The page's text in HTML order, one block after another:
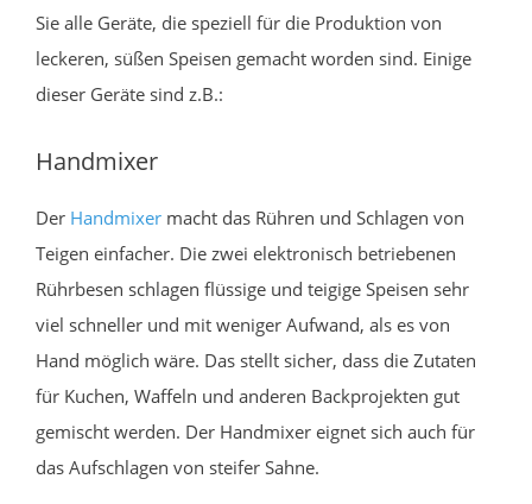
Sie alle Geräte, die speziell für die Produktion von
leckeren, süßen Speisen gemacht worden sind. Einige
dieser Geräte sind z.B.:
Handmixer
Der Handmixer macht das Rühren und Schlagen von
Teigen einfacher. Die zwei elektronisch betriebenen
Rührbesen schlagen flüssige und teigige Speisen sehr
viel schneller und mit weniger Aufwand, als es von
Hand möglich wäre. Das stellt sicher, dass die Zutaten
für Kuchen, Waffeln und anderen Backprojekten gut
gemischt werden. Der Handmixer eignet sich auch für
das Aufschlagen von steifer Sahne.